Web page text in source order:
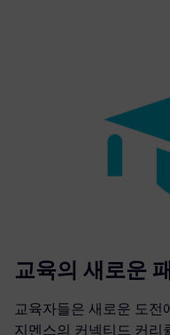
교육의 새로운
교육자들은 새로운 도전
지멘스의 커넥티드 커리